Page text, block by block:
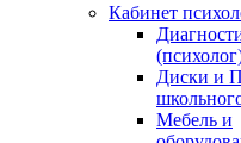
Кабинет
Диски и
Мебель и